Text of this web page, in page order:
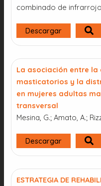
combinado de
Descargar
La asociación entre
masticatorios y la
en mujeres adultas
transversal
Mesina, G.; Amato, A.;
Descargar
ESTRATEGIA DE